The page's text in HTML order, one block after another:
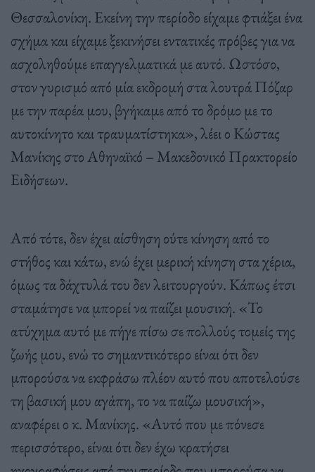
Θεσσαλονίκη. Εκείνη την περίοδο είχαμε φτιάξει ένα
σχήμα και είχαμε ξεκινήσει εντατικές πρόβες για να
ασχοληθούμε επαγγελματικά με αυτό. Ωστόσο,
στον γυρισμό από μία εκδρομή στα λουτρά Πόζαρ
με την παρέα μου, βγήκαμε από το δρόμο με το
αυτοκίνητο και τραυματίστηκα», λέει ο Κώστας
Μανίκης στο Αθηναϊκό – Μακεδονικό Πρακτορείο
Ειδήσεων.
Από τότε, δεν έχει αίσθηση ούτε κίνηση από το
στήθος και κάτω, ενώ έχει μερική κίνηση στα χέρια,
όμως τα δάχτυλά του δεν λειτουργούν. Κάπως έτσι
σταμάτησε να μπορεί να παίζει μουσική. «Το
ατύχημα αυτό με πήγε πίσω σε πολλούς τομείς της
ζωής μου, ενώ το σημαντικότερο είναι ότι δεν
μπορούσα να εκφράσω πλέον αυτό που αποτελούσε
τη βασική μου αγάπη, το να παίζω μουσική»,
αναφέρει ο κ. Μανίκης. «Αυτό που με πόνεσε
περισσότερο, είναι ότι δεν έχω κρατήσει